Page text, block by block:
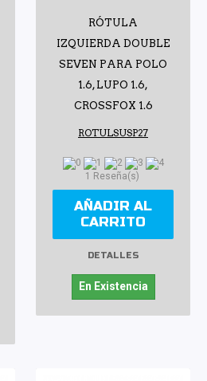
RÓTULA
IZQUIERDA DOUBLE
SEVEN PARA POLO
1.6, LUPO 1.6,
CROSSFOX 1.6
ROTULSUSP27
1 Reseña(s)
AÑADIR AL
CARRITO
DETALLES
En Existencia